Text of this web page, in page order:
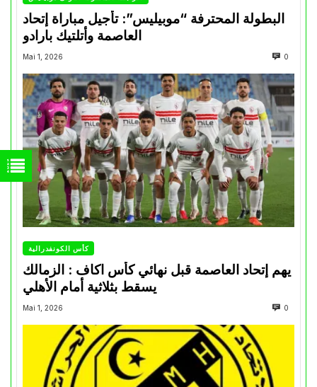
البطولة المحترفة “موبيليس”: تأجيل مباراة إتحاد
العاصمة وأتلتيك بارادو
Mai 1, 2026 0
كأس الكونفدرالية
يهم إتحاد العاصمة قبل نهائي كأس اكاف : الزمالك
Mai 1, 2026 0